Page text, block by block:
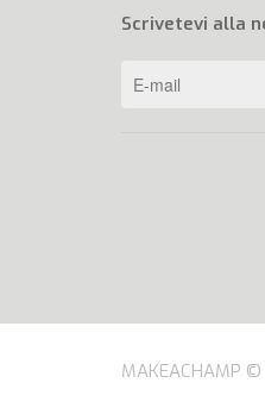
Scrivetevi alla
MAKEACHAMP